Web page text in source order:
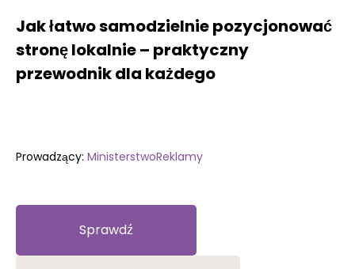
Jak łatwo samodzielnie pozycjonować
stronę lokalnie – praktyczny
przewodnik dla każdego
Prowadzący: MinisterstwoReklamy
Sprawdź